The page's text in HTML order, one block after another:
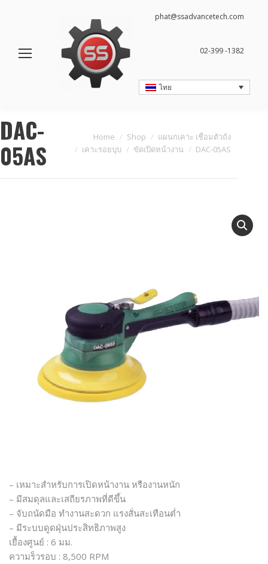
phat@ssadvancetech.com
02-399 -1382
ไทย
DAC-
05AS
You are here:
Home Shop
แผนกเคาะ เชื่อมตัวถัง
เคาะรอยบุบ
ขัดเปิดหน้างาน DAC-05AS
– เหมาะสำหรับการเปิดหน้างาน หรืองานหนัก
– มีสมดุลและเสถียรภาพที่ดีขึ้น
– จับถนัดมือ ทำงานสะดวก แรงสั่นสะเทือนต่ำ
– มีระบบดูดฝุ่นประสิทธิภาพสูง
เยื้องศูนย์ : 6 มม.
ความร็วรอบ : 8,500 RPM